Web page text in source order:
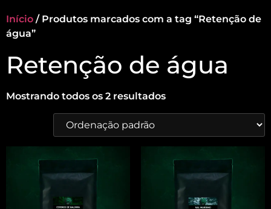
Início / Produtos marcados com a tag “Retenção de
água”
Retenção de água
Mostrando todos os 2 resultados